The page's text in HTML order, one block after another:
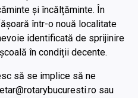
și încălțăminte. În
într-o nouă localitate
identificată de sprijinire
în condiții decente.
să se implice să ne
sau